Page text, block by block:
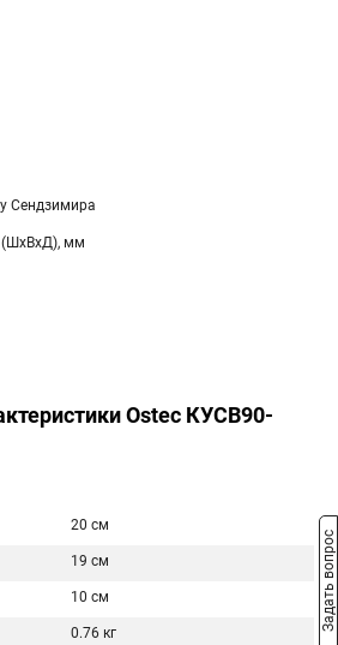
Сендзимира
(ШхВхД), мм
Ostec КУСВ90-
20 см
19 см
10 см
0.76 кг Задать вопрос